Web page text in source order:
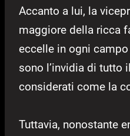
Accanto a lui, la
maggiore della ricca
eccelle in ogni
sono l’invidia di tutto
considerati come la
Tuttavia, nonostante